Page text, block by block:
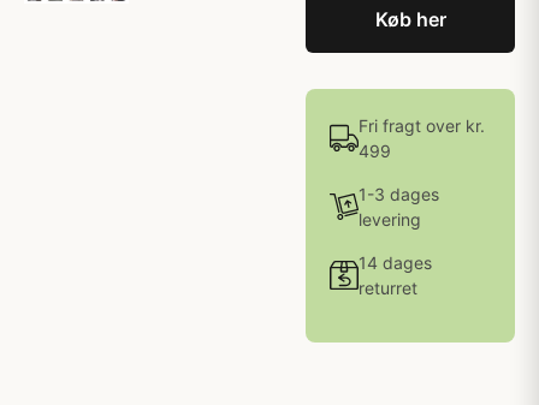
Køb her
Fri fragt over kr.
499
1-3 dages
levering
14 dages
returret